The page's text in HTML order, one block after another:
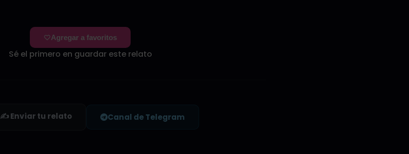
Agregar a favoritos
Sé el primero en guardar este relato
✍️ Enviar tu relato Canal de Telegram